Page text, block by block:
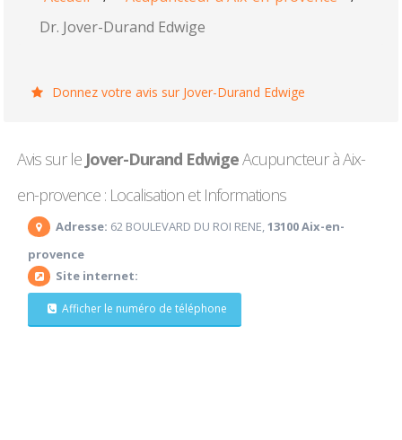
Dr. Jover-Durand Edwige
Donnez votre avis sur Jover-Durand Edwige
Avis sur le Jover-Durand EdwigeAcupuncteur à Aix-
en-provence : Localisation et Informations
Adresse: 62 BOULEVARD DU ROI RENE,13100 Aix-en-
provence
Site internet:
Afficher le numéro de téléphone